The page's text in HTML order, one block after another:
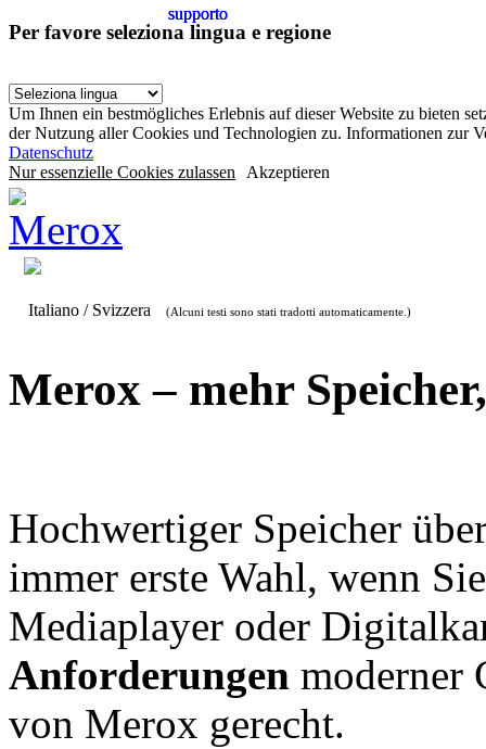
Per favore seleziona lingua e regione
Um Ihnen ein bestmögliches Erlebnis auf dieser Website zu bieten
der Nutzung aller Cookies und Technologien zu. Informationen zur
Datenschutz
Nur essenzielle Cookies zulassen Akzeptieren
Italiano / Svizzera (Alcuni testi sono stati tradotti automaticamente.)
Merox – mehr
Hochwertiger Speicher
immer erste Wahl, wenn
Mediaplayer oder
Anforderungen moderner
von Merox gerecht.
supporto
supporto
supporto